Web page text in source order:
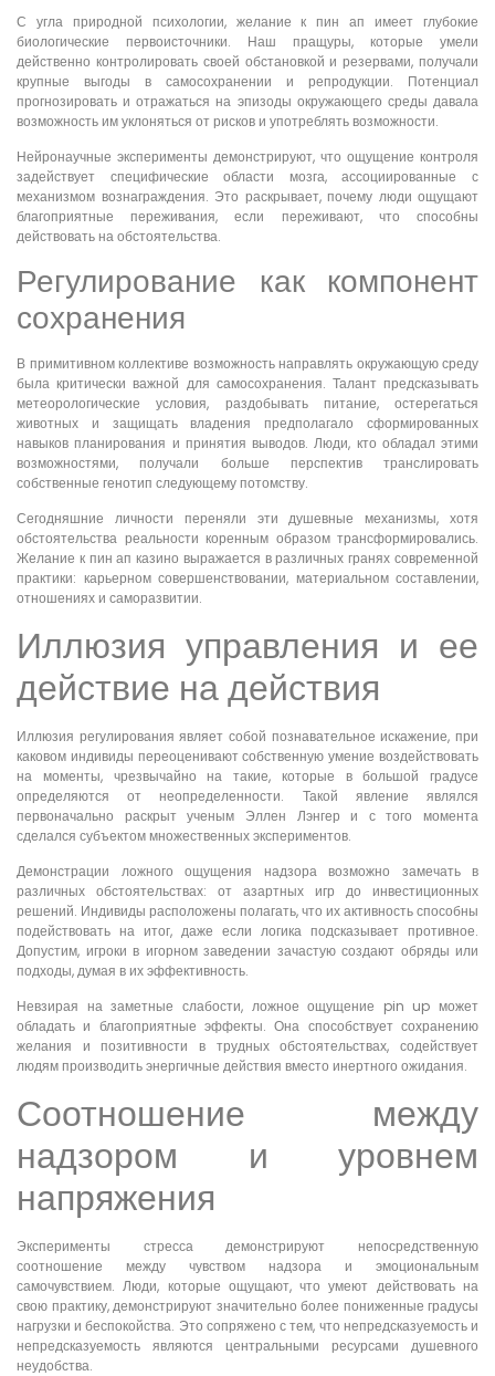
С угла природной психологии, желание к пин ап имеет глубокие
биологические первоисточники. Наш пращуры, которые умели
действенно контролировать своей обстановкой и резервами, получали
крупные выгоды в самосохранении и репродукции. Потенциал
прогнозировать и отражаться на эпизоды окружающего среды давала
возможность им уклоняться от рисков и употреблять возможности.
Нейронаучные эксперименты демонстрируют, что ощущение контроля
задействует специфические области мозга, ассоциированные с
механизмом вознаграждения. Это раскрывает, почему люди ощущают
благоприятные переживания, если переживают, что способны
действовать на обстоятельства.
Регулирование как компонент
сохранения
В примитивном коллективе возможность направлять окружающую среду
была критически важной для самосохранения. Талант предсказывать
метеорологические условия, раздобывать питание, остерегаться
животных и защищать владения предполагало сформированных
навыков планирования и принятия выводов. Люди, кто обладал этими
возможностями, получали больше перспектив транслировать
собственные генотип следующему потомству.
Сегодняшние личности переняли эти душевные механизмы, хотя
обстоятельства реальности коренным образом трансформировались.
Желание к пин ап казино выражается в различных гранях современной
практики: карьерном совершенствовании, материальном составлении,
отношениях и саморазвитии.
Иллюзия управления и ее
действие на действия
Иллюзия регулирования являет собой познавательное искажение, при
каковом индивиды переоценивают собственную умение воздействовать
на моменты, чрезвычайно на такие, которые в большой градусе
определяются от неопределенности. Такой явление являлся
первоначально раскрыт ученым Эллен Лэнгер и с того момента
сделался субъектом множественных экспериментов.
Демонстрации ложного ощущения надзора возможно замечать в
различных обстоятельствах: от азартных игр до инвестиционных
решений. Индивиды расположены полагать, что их активность способны
подействовать на итог, даже если логика подсказывает противное.
Допустим, игроки в игорном заведении зачастую создают обряды или
подходы, думая в их эффективность.
Невзирая на заметные слабости, ложное ощущение pin up может
обладать и благоприятные эффекты. Она способствует сохранению
желания и позитивности в трудных обстоятельствах, содействует
людям производить энергичные действия вместо инертного ожидания.
Соотношение между
надзором и уровнем
напряжения
Эксперименты стресса демонстрируют непосредственную
соотношение между чувством надзора и эмоциональным
самочувствием. Люди, которые ощущают, что умеют действовать на
свою практику, демонстрируют значительно более пониженные градусы
нагрузки и беспокойства. Это сопряжено с тем, что непредсказуемость и
непредсказуемость являются центральными ресурсами душевного
неудобства.